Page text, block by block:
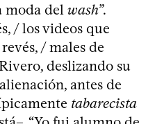
moda del wash”.
/ los videos que
/ males de
deslizando su
antes de
tabarecista